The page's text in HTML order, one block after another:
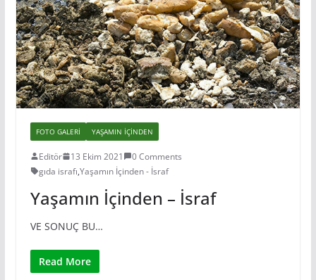
FOTO GALERI YAŞAMIN IÇINDEN
Editör 13 Ekim 2021
0 Comments
gıda israfı,Yaşamın İçinden - İsraf
Yaşamın İçinden – İsraf
VE SONUÇ BU…
Read More